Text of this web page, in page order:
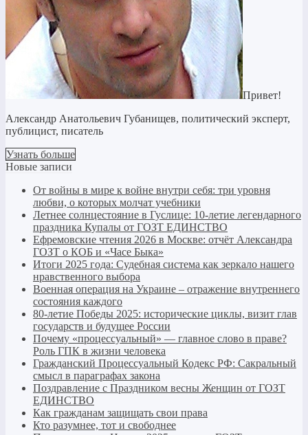
Привет!
Александр Анатольевич Губанищев, политический эксперт,
публицист, писатель
Узнать больше
Новые записи
От войны в мире к войне внутри себя: три уровня
любви, о которых молчат учебники
Летнее солнцестояние в Гуслице: 10-летие легендарного
праздника Купалы от ГОЗТ ЕДИНСТВО
Ефремовские чтения 2026 в Москве: отчёт Александра
ГОЗТ о КОБ и «Часе Быка»
Итоги 2025 года: Судебная система как зеркало нашего
нравственного выбора
Военная операция на Украине – отражение внутреннего
состояния каждого
80-летие Победы 2025: исторические циклы, визит глав
государств и будущее России
Почему «процессуальный» — главное слово в праве?
Роль ГПК в жизни человека
Гражданский Процессуальный Кодекс РФ: Сакральный
смысл в параграфах закона
Поздравление с Праздником весны Женщин от ГОЗТ
ЕДИНСТВО
Как гражданам защищать свои права
Кто разумнее, тот и свободнее